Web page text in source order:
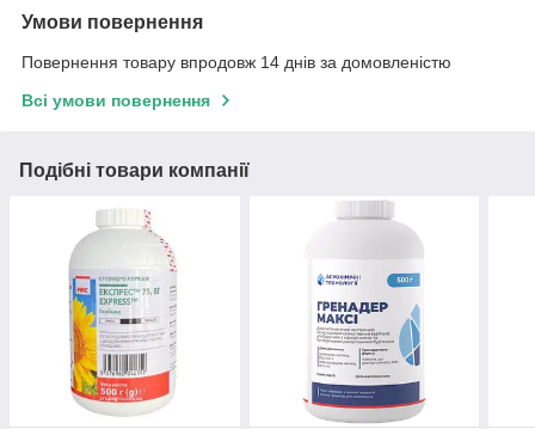
Умови повернення
Повернення товару впродовж 14 днів за домовленістю
Всі умови повернення
Подібні товари компанії